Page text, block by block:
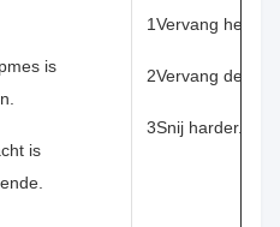
is
is
1Vervang het
2Vervang de
3Snij harder.